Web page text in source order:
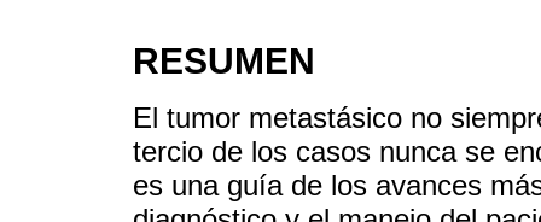
RESUMEN
El tumor metastásico no
tercio de los casos nunca se
es una guía de los avances